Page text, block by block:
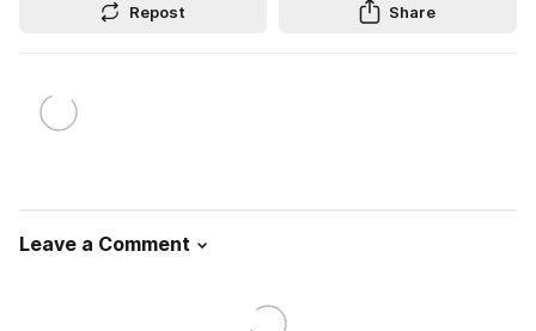
Repost Share
Leave a Comment